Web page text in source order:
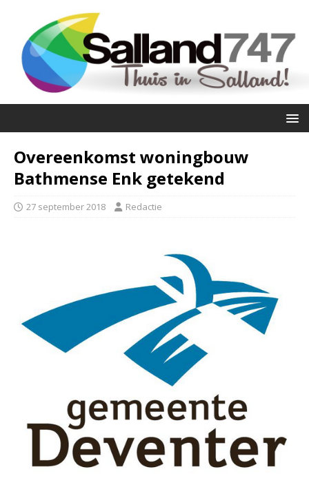
Overeenkomst woningbouw
Bathmense Enk getekend
27 september 2018 Redactie